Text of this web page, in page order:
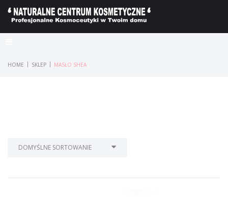
HOME | SKLEP | MASŁO SHEA